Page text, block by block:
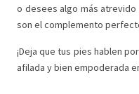
o desees algo más atrevido
son el complemento
¡Deja que tus pies hablen
afilada y bien empoderada